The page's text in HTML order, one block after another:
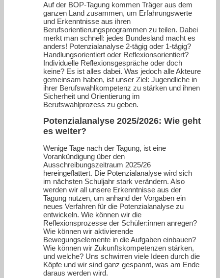
Auf der BOP-Tagung kommen Träger aus dem
ganzen Land zusammen, um Erfahrungswerte
und Erkenntnisse aus ihren
Berufsorientierungsprogrammen zu teilen. Dabei
merkt man schnell: jedes Bundesland macht es
anders! Potenzialanalyse 2-tägig oder 1-tägig?
Handlungsorientiert oder Reflexionsorientiert?
Individuelle Reflexionsgespräche oder doch
keine? Es ist alles dabei. Was jedoch alle Akteure
gemeinsam haben, ist unser Ziel: Jugendliche in
ihrer Berufswahlkompetenz zu stärken und ihnen
Sicherheit und Orientierung im
Berufswahlprozess zu geben.
Potenzialanalyse 2025/2026: Wie geht
es weiter?
Wenige Tage nach der Tagung, ist eine
Vorankündigung über den
Ausschreibungszeitraum 2025/26
hereingeflattert. Die Potenzialanalyse wird sich
im nächsten Schuljahr stark verändern. Also
werden wir all unsere Erkenntnisse aus der
Tagung nutzen, um anhand der Vorgaben ein
neues Verfahren für die Potenzialanalyse zu
entwickeln. Wie können wir die
Reflexionsprozesse der Schüler:innen anregen?
Wie können wir aktivierende
Bewegungselemente in die Aufgaben einbauen?
Wie können wir Zukunftskompetenzen stärken,
und welche? Uns schwirren viele Ideen durch die
Köpfe und wir sind ganz gespannt, was am Ende
daraus werden wird.